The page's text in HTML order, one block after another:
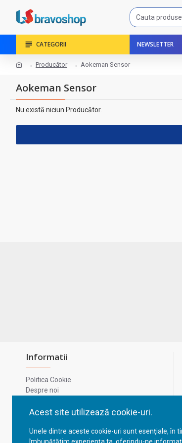
Acest site utilizează cookie-uri.
Unele dintre aceste cookie-uri sunt esențiale, în
CATEGORII NEWSLETTER
Producător Aokeman Sensor
Aokeman Sensor
Nu există niciun Producător.
Informatii
Politica Cookie
Despre noi
Confidentialitate
GDPR - Datele tale